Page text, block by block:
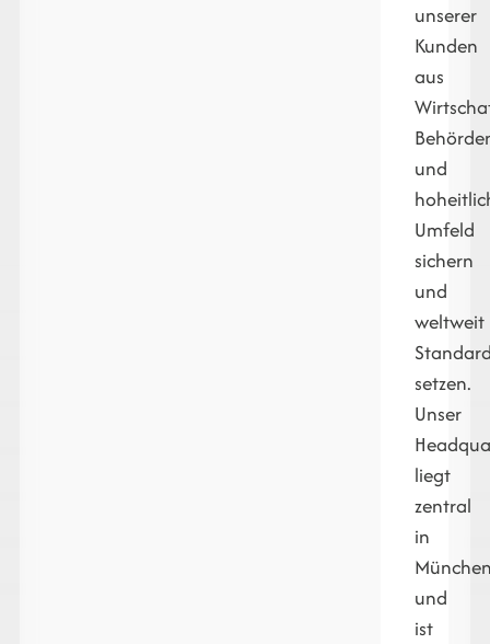
unserer
Kunden
aus
und
Umfeld
sichern
und
weltweit
setzen.
Unser
liegt
zentral
in
und
ist